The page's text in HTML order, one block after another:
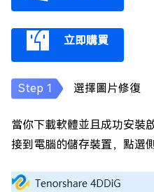
立即購買
選擇圖片修復
當你下載軟體並且成功安裝
接到電腦的儲存裝置，點選